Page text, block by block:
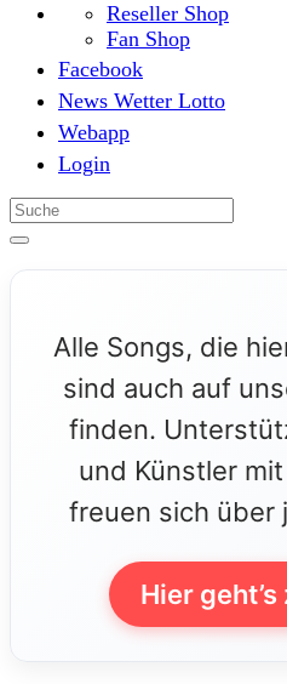
Reseller Shop
Fan Shop
Facebook
News Wetter Lotto
Webapp
Login
Alle Songs, die
sind auch auf
finden.
und Künstler
freuen sich über
Hier